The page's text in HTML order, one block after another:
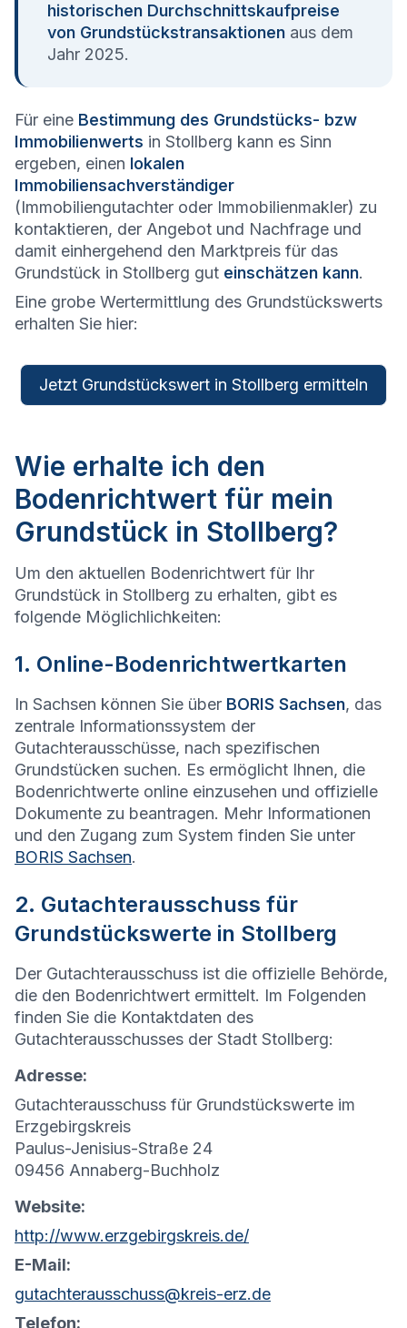
historischen Durchschnittskaufpreise
von Grundstückstransaktionen aus dem
Jahr 2025.
Für eine Bestimmung des Grundstücks- bzw
Immobilienwerts in Stollberg kann es Sinn
ergeben, einen lokalen
Immobiliensachverständiger
(Immobiliengutachter oder Immobilienmakler) zu
kontaktieren, der Angebot und Nachfrage und
damit einhergehend den Marktpreis für das
Grundstück in Stollberg gut einschätzen kann.
Eine grobe Wertermittlung des Grundstückswerts
erhalten Sie hier:
Jetzt Grundstückswert in Stollberg ermitteln
Wie erhalte ich den
Bodenrichtwert für mein
Grundstück in Stollberg?
Um den aktuellen Bodenrichtwert für Ihr
Grundstück in Stollberg zu erhalten, gibt es
folgende Möglichlichkeiten:
1. Online-Bodenrichtwertkarten
In Sachsen können Sie über BORIS Sachsen, das
zentrale Informationssystem der
Gutachterausschüsse, nach spezifischen
Grundstücken suchen. Es ermöglicht Ihnen, die
Bodenrichtwerte online einzusehen und offizielle
Dokumente zu beantragen. Mehr Informationen
und den Zugang zum System finden Sie unter
BORIS Sachsen.
2. Gutachterausschuss für
Grundstückswerte in Stollberg
Der Gutachterausschuss ist die offizielle Behörde,
die den Bodenrichtwert ermittelt. Im Folgenden
finden Sie die Kontaktdaten des
Gutachterausschusses der Stadt Stollberg:
Adresse:
Gutachterausschuss für Grundstückswerte im
Erzgebirgskreis
Paulus-Jenisius-Straße 24
09456 Annaberg-Buchholz
Website:
http://www.erzgebirgskreis.de/
E-Mail:
gutachterausschuss@kreis-erz.de
Telefon: